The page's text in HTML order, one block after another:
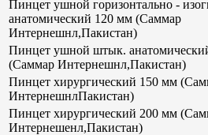
Пинцет ушной горизонтально -
анатомический 120 мм (Саммар
Интернешнл,Пакистан)
Пинцет ушной штык.
(Саммар Интернешнл,Пакистан)
Пинцет хирургический 150 мм
ИнтернешнлПакистан)
Пинцет хирургический 200 мм
Интернешенл,Пакистан)